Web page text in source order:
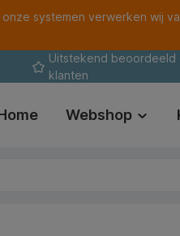
systemen verwerken wij
Uitstekend beoordeeld
klanten
Webshop